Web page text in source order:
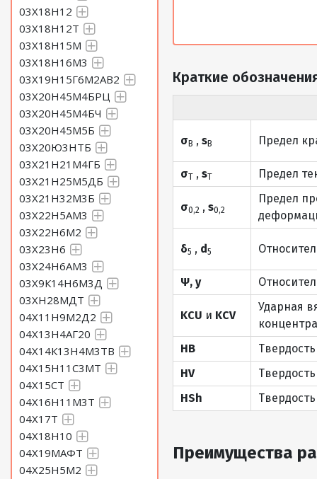
03Х18Н12
03Х18Н12Т
03Х18Н15М
03Х18Н16М3
03Х19Н15Г6М2АВ2
03Х20Н45М4БРЦ
03Х20Н45М4БЧ
03Х20Н45М5Б
03Х20Ю3НТБ
03Х21Н21М4ГБ
03Х21Н25М5ДБ
03Х21Н32М3Б
03Х22Н5АМ3
03Х22Н6М2
03Х23Н6
03Х24Н6АМ3
03Х9К14Н6М3Д
03ХН28МДТ
04Х11Н9М2Д2
04Х13Н4АГ20
04Х14К13Н4М3ТВ
04Х15Н11С3МТ
04Х15СТ
04Х16Н11М3Т
04Х17Т
04Х18Н10
04Х19МАФТ
04Х25Н5М2
Краткие
σВ ,sВ Предел
σТ ,sТ Предел
σ0,2 ,s0,2
Предел
δ5 , d5
Ψ, y
KCU и KCV
Ударная
HB
HV
HSh
Преимущества